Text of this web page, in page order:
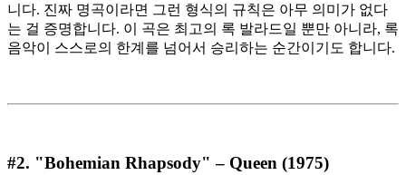
니다. 진짜 명곡이라면 그런 형식의 규칙은 아무 의미가 없다
는 걸 증명합니다. 이 곡은 최고의 록 발라드일 뿐만 아니라, 록
음악이 스스로의 한계를 넘어서 승리하는 순간이기도 합니다.
#2. "Bohemian Rhapsody" – Queen (1975)